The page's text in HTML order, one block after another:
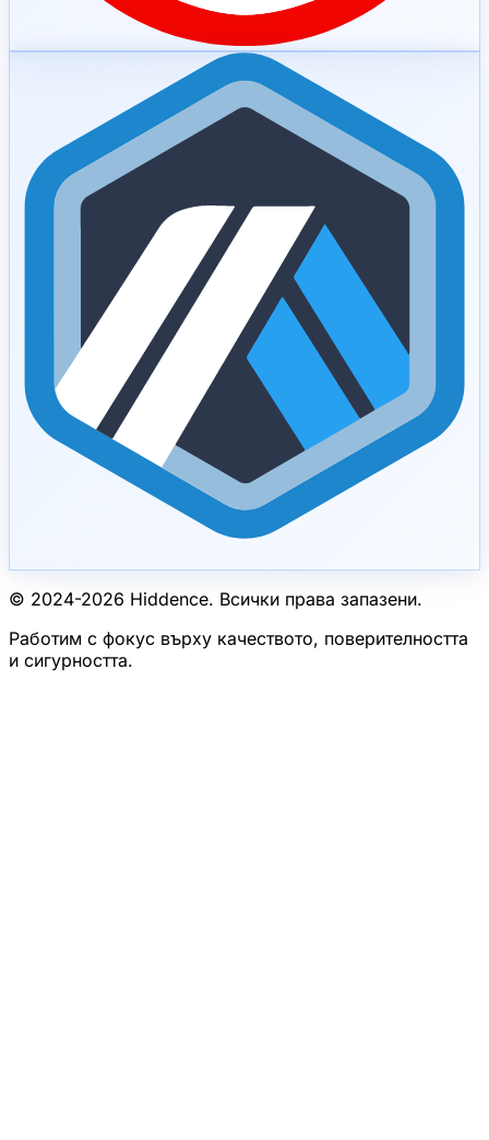
© 2024-2026 Hiddence. Всички права запазени.
Работим с фокус върху качеството, поверителността
и сигурността.